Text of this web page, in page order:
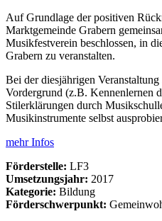
Auf Grundlage der positiven
Marktgemeinde Grabern
Musikfestverein beschlossen, in
Grabern zu veranstalten.
Bei der diesjährigen
Vordergrund (z.B. Kennenlernen
Stilerklärungen durch
Musikinstrumente selbst
mehr Infos
Förderstelle: LF3
Umsetzungsjahr: 2017
Kategorie: Bildung
Förderschwerpunkt: